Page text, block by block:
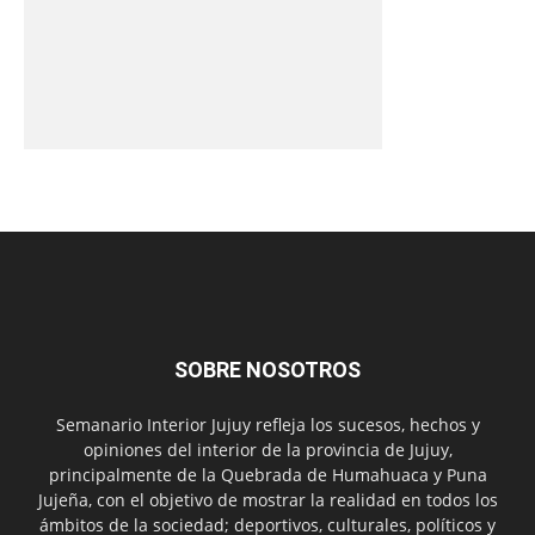
SOBRE NOSOTROS
Semanario Interior Jujuy refleja los sucesos, hechos y
opiniones del interior de la provincia de Jujuy,
principalmente de la Quebrada de Humahuaca y Puna
Jujeña, con el objetivo de mostrar la realidad en todos los
ámbitos de la sociedad; deportivos, culturales, políticos y